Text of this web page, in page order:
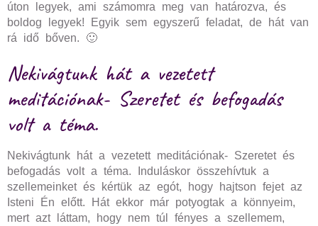
úton legyek, ami számomra meg van határozva, és
boldog legyek! Egyik sem egyszerű feladat, de hát van
rá idő bőven. 🙂
Nekivágtunk hát a vezetett
meditációnak- Szeretet és befogadás
volt a téma.
Nekivágtunk hát a vezetett meditációnak- Szeretet és
befogadás volt a téma. Induláskor összehívtuk a
szellemeinket és kértük az egót, hogy hajtson fejet az
Isteni Én előtt. Hát ekkor már potyogtak a könnyeim,
mert azt láttam, hogy nem túl fényes a szellemem,